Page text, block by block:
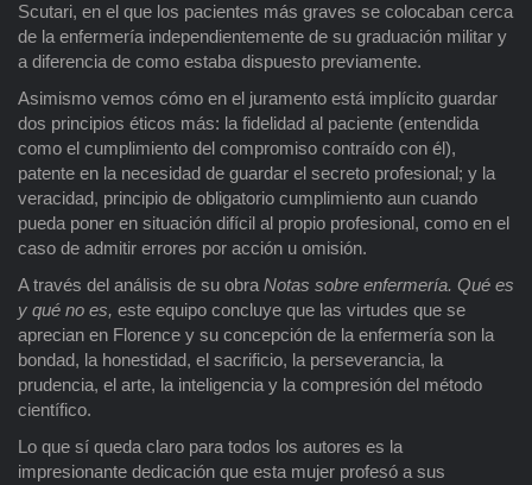
Scutari, en el que los pacientes más graves se colocaban cerca
de la enfermería independientemente de su graduación militar y
a diferencia de como estaba dispuesto previamente.
Asimismo vemos cómo en el juramento está implícito guardar
dos principios éticos más: la fidelidad al paciente (entendida
como el cumplimiento del compromiso contraído con él),
patente en la necesidad de guardar el secreto profesional; y la
veracidad, principio de obligatorio cumplimiento aun cuando
pueda poner en situación difícil al propio profesional, como en el
caso de admitir errores por acción u omisión.
A través del análisis de su obraNotas sobre enfermería. Qué es
y qué no es, este equipo concluye que las virtudes que se
aprecian en Florence y su concepción de la enfermería son la
bondad, la honestidad, el sacrificio, la perseverancia, la
prudencia, el arte, la inteligencia y la compresión del método
científico.
Lo que sí queda claro para todos los autores es la
impresionante dedicación que esta mujer profesó a sus